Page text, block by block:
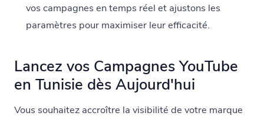
vos campagnes en temps réel et ajustons les
paramètres pour maximiser leur efficacité.
Lancez vos Campagnes YouTube
en Tunisie dès Aujourd'hui
Vous souhaitez accroître la visibilité de votre marque